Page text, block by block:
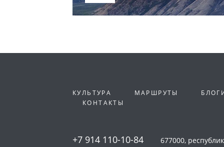
КУЛЬТУРА МАРШРУТЫ
КОНТАКТЫ
+7 914 110-10-84 677000,